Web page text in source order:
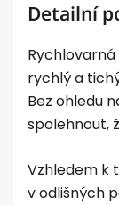
Detailní
rychlý a
Bez ohledu
spolehnout,
Vzhledem k
v odlišných